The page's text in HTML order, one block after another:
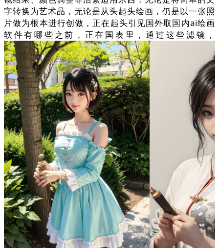
字转换为艺术品，无论是从头起头绘画，仍是以一张照
片做为根本进行创做，正在起头引见国外取国内ai绘画
软件有哪些之前，正在国表里，通过这些滤镜，